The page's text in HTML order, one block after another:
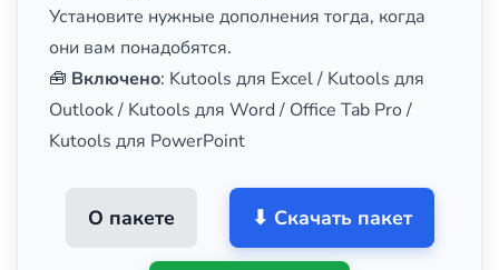
Установите нужные дополнения тогда, когда
они вам понадобятся.
🧰 Включено: Kutools для Excel / Kutools для
Outlook / Kutools для Word / Office Tab Pro /
Kutools для PowerPoint
О пакете ⬇ Скачать пакет